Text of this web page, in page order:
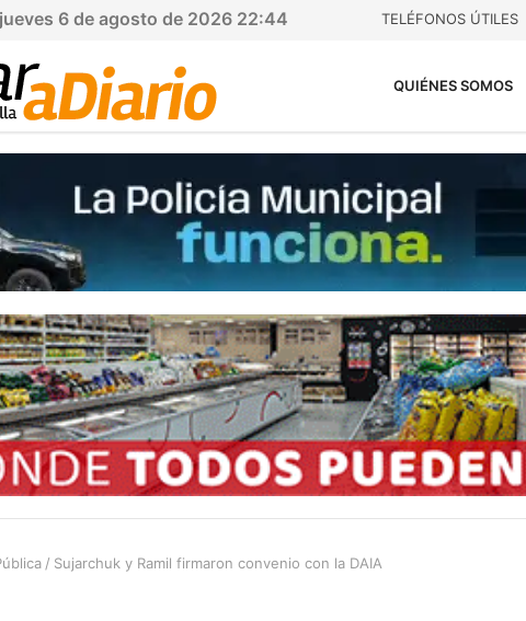
6 de agosto de 2026 22:44 TELÉFONOS ÚTILES
QUIÉNES SOMOS
/ Sujarchuk y Ramil firmaron convenio con la DAIA